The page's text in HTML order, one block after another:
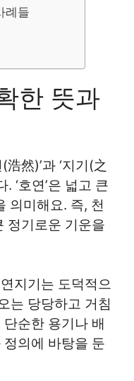
례들
한 뜻과
然)’과 ‘지기(之
‘호연’은 넓고 큰
의미해요. 즉, 천
정기로운 기운을
지기는 도덕적으
는 당당하고 거침
순한 용기나 배
의에 바탕을 둔